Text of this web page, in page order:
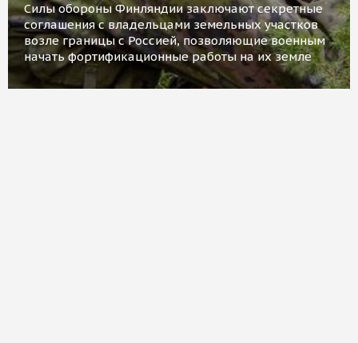
Силы обороны Финляндии заключают секретные
соглашения с владельцами земельных участков
возле границы с Россией, позволяющие военным
начать фортификационные работы на их земле